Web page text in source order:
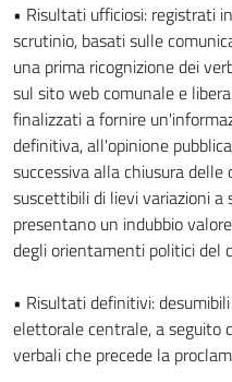
• Risultati ufficiosi: registrati
scrutinio, basati sulle
una prima ricognizione dei
sul sito web comunale e
finalizzati a fornire
definitiva, all'opinione
successiva alla chiusura delle
suscettibili di lievi variazioni
presentano un indubbio
degli orientamenti politici del
• Risultati definitivi:
elettorale centrale, a seguito
verbali che precede la